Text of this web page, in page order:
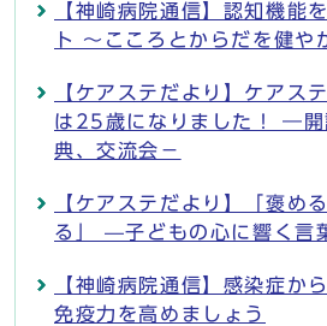
【神崎病院通信】認知機能
ト ～こころとからだを健や
【ケアステだより】ケアス
は25歳になりました！ ―
典、交流会－
【ケアステだより】「褒め
る」 —子どもの心に響く言
【神崎病院通信】感染症か
免疫力を高めましょう